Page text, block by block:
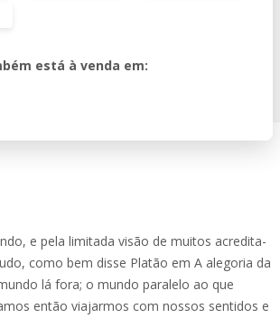
está à venda em:
e pela limitada visão de muitos acredita-
como bem disse Platão em A alegoria da
lá fora; o mundo paralelo ao que
então viajarmos com nossos sentidos e